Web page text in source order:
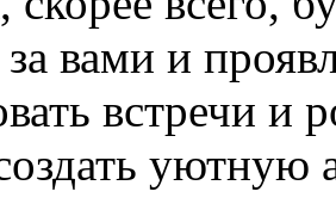
вами и
встречи и
уютную